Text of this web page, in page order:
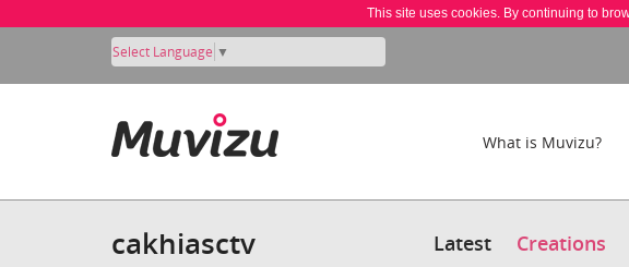
This site uses cookies. By continuing to
Select Language ▼
What is Muvizu?
cakhiasctv Latest Creations